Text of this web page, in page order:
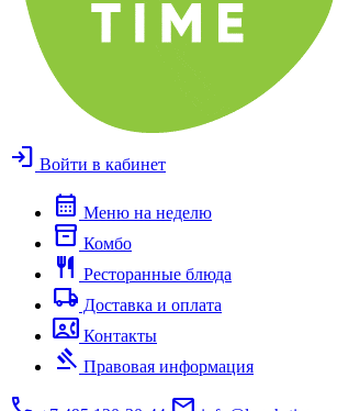
login Войти в кабинет
calendar_month Меню на неделю
inventory_2 Комбо
restaurant Ресторанные блюда
local_shipping Доставка и оплата
contact_phone Контакты
gavel Правовая информация